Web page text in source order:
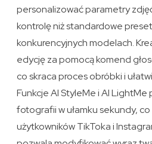
personalizować parametry
kontrolę niż standardowe
konkurencyjnych modelach.
edycję za pomocą komend
co skraca proces obróbki i
Funkcje AI StyleMe i AI
fotografii w ułamku sekundy,
użytkowników TikToka i